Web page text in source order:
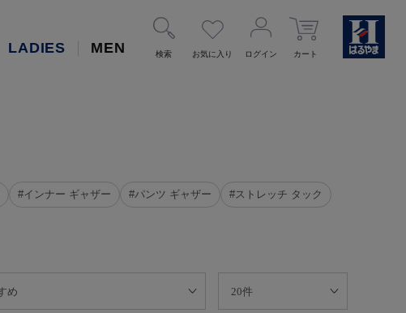
LADIES MEN 検索 お気に入り ログイン カート
#インナー ギャザー #パンツ ギャザー #ストレッチ タック